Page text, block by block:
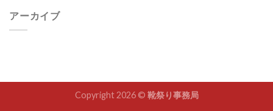
アーカイブ
Copyright 2026 © 靴祭り事務局